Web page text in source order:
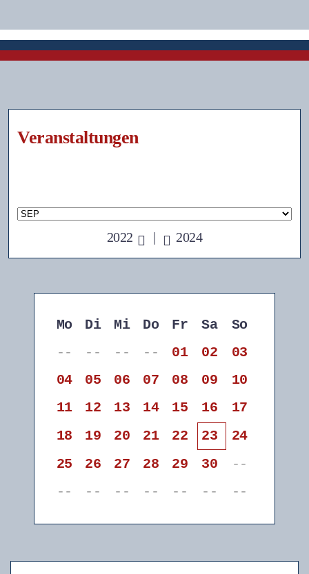
Veranstaltungen
2022 | 2024
Mo Di Mi Do Fr Sa
So
--
-- -- -- 01 02
03
04
05 06 07 08 09
10
11
12 13 14 15 16
17
18
19 20 21 22 23
24
25
26 27 28 29 30
--
--
-- -- -- -- -- --